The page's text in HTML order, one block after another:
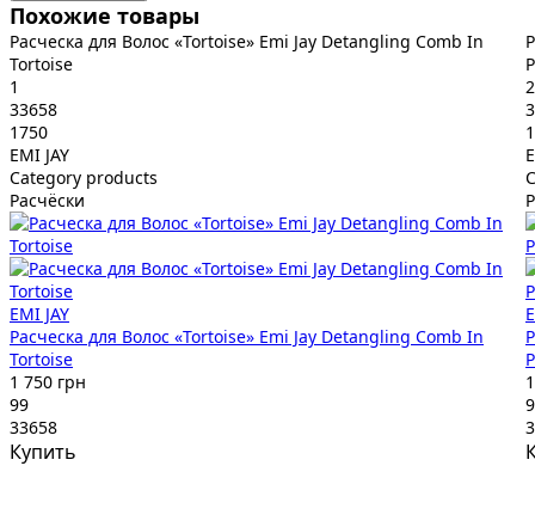
Похожие товары
Расческа для Волос «Tortoise» Emi Jay Detangling Comb In
Tortoise
1
33658
1750
EMI JAY
Category products
Расчёски
EMI JAY
Расческа для Волос «Tortoise» Emi Jay Detangling Comb In
Tortoise
1 750 грн
99
33658
Купить
2